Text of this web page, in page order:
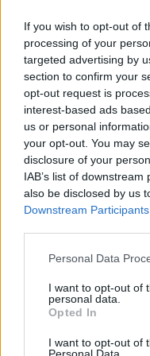
If you wish to opt-out of
processing of your
targeted advertising by
section to confirm your
opt-out request is
interest-based ads
us or personal
your opt-out. You may
disclosure of your
IAB’s list of
also be disclosed by us
Downstream Participants
Personal Data
I want to opt-out of
personal data.
Opted In
I want to opt-out of
bude specializované
karanténní zóna a
zdravotnímu stavu již
nezisková organizace
projektem stojí.
V Kutné Hoře
lepší ochranu před